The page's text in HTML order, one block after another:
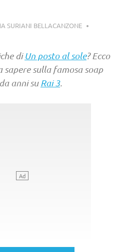
SURIANI BELLACANZONE
diUn posto al sole? Ecco
sulla famosa soap
anni suRai 3.